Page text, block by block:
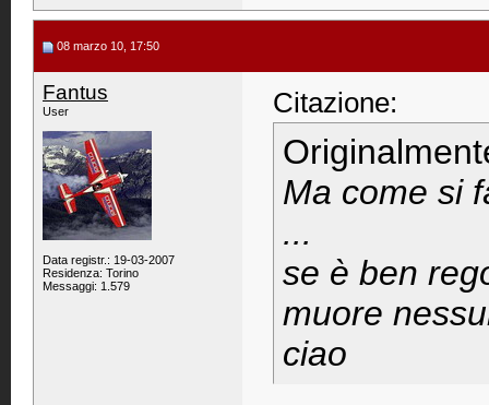
08 marzo 10, 17:50
Fantus
User
Data registr.: 19-03-2007
Residenza: Torino
Messaggi: 1.579
Citazione:
Ma come si
...
se è ben
muore
ciao